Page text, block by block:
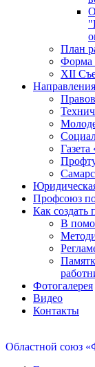
План
Форма
XII
Профсоюз
Как создать
В
Фотогалерея
Видео
Контакты
Областной союз